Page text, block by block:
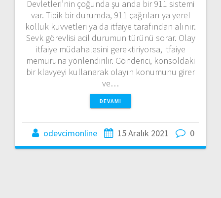
Devletleri’nin çoğunda şu anda bir 911 sistemi
var. Tipik bir durumda, 911 çağrıları ya yerel
kolluk kuvvetleri ya da itfaiye tarafından alınır.
Sevk görevlisi acil durumun türünü sorar. Olay
itfaiye müdahalesini gerektiriyorsa, itfaiye
memuruna yönlendirilir. Gönderici, konsoldaki
bir klavyeyi kullanarak olayın konumunu girer
ve…
DEVAMI
odevcimonline 15 Aralık 2021 0